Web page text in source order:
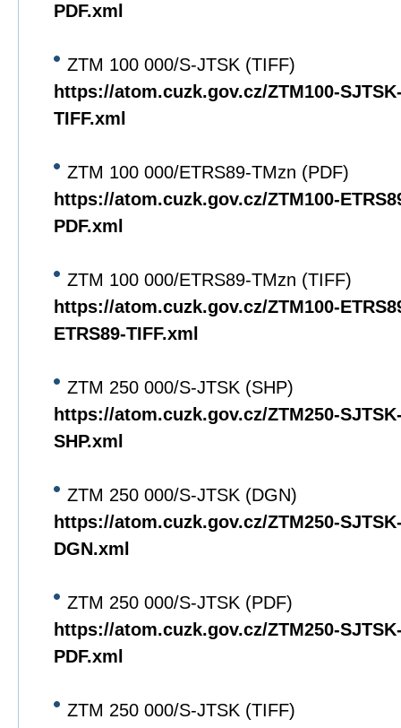
PDF.xml
ZTM 100 000/S-JTSK (TIFF)
https://atom.cuzk.gov.cz/ZTM100-
TIFF.xml
ZTM 100 000/ETRS89-TMzn (PDF)
https://atom.cuzk.gov.cz/ZTM100-
PDF.xml
ZTM 100 000/ETRS89-TMzn (TIFF)
https://atom.cuzk.gov.cz/ZTM100-
ETRS89-TIFF.xml
ZTM 250 000/S-JTSK (SHP)
https://atom.cuzk.gov.cz/ZTM250-
SHP.xml
ZTM 250 000/S-JTSK (DGN)
https://atom.cuzk.gov.cz/ZTM250-
DGN.xml
ZTM 250 000/S-JTSK (PDF)
https://atom.cuzk.gov.cz/ZTM250-
PDF.xml
ZTM 250 000/S-JTSK (TIFF)